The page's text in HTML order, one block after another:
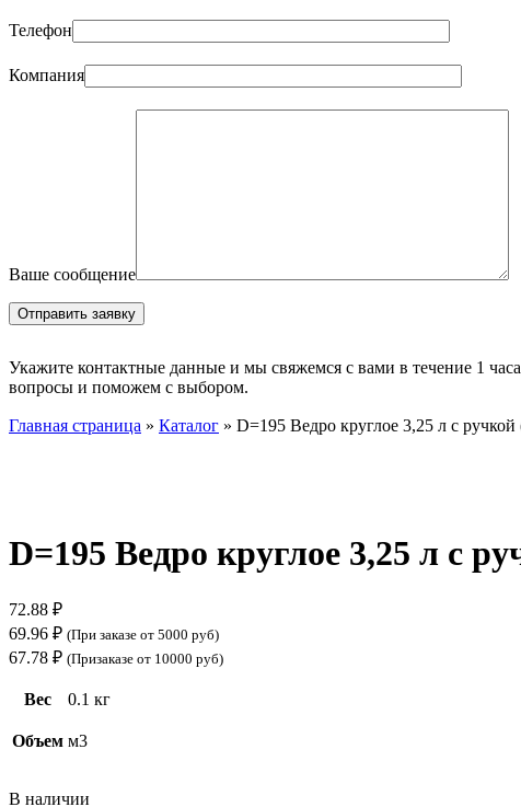
Телефон
Компания
Ваше сообщение
Укажите контактные данные и мы свяжемся с вами в течение 1
вопросы и поможем с выбором.
Главная страница » Каталог » D=195 Ведро круглое 3,25 л с ручкой
D=195 Ведро круглое 3,25 л с
72.88 ₽
69.96 ₽ (При заказе от 5000 руб)
67.78 ₽ (Призаказе от 10000 руб)
Вес 0.1 кг
Объем м3
В наличии